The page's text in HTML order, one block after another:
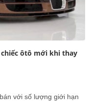
ôtô mới khi thay
với số lượng giới hạn